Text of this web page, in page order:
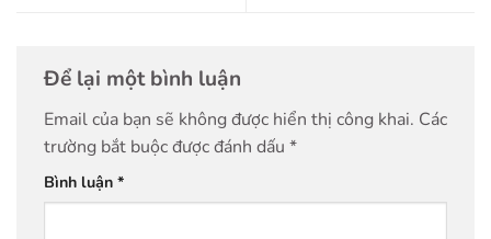
Để lại một bình luận
Email của bạn sẽ không được hiển thị công khai. Các
trường bắt buộc được đánh dấu *
Bình luận *